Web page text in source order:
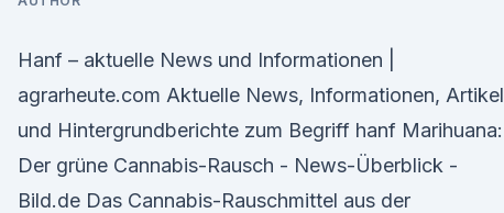
Hanf – aktuelle News und Informationen |
agrarheute.com Aktuelle News, Informationen, Artikel
und Hintergrundberichte zum Begriff hanf Marihuana:
Der grüne Cannabis-Rausch - News-Überblick -
Bild.de Das Cannabis-Rauschmittel aus der